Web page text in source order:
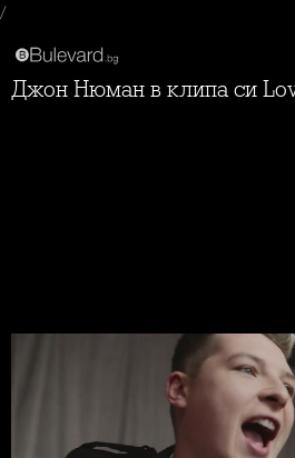
/
Джон Нюман в клипа си